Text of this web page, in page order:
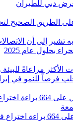
على الطريق الصحيح
إلى أن
بحلول عام 2025
الأكثر مراعاةً
فرصاً للنمو في